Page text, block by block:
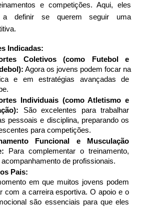
e competições. Aqui, eles
a definir se querem seguir uma
Indicadas:
Coletivos (como Futebol e
Agora os jovens podem focar na
e em estratégias avançadas de
Individuais (como Atletismo e
São excelentes para trabalhar
pessoais e disciplina, preparando os
para competições.
Funcional e Musculação
Para complementar o treinamento,
de profissionais.
Pais:
em que muitos jovens podem
com a carreira esportiva. O apoio e o
são essenciais para que eles